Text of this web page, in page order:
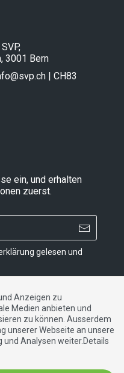
3001 Bern
| CH83
ein, und erhalten
zuerst.
gelesen und
|Kontakt
Anzeigen zu
Medien anbieten und
zu können. Ausserdem
unserer Webseite an unsere
und Analysen weiter.Details